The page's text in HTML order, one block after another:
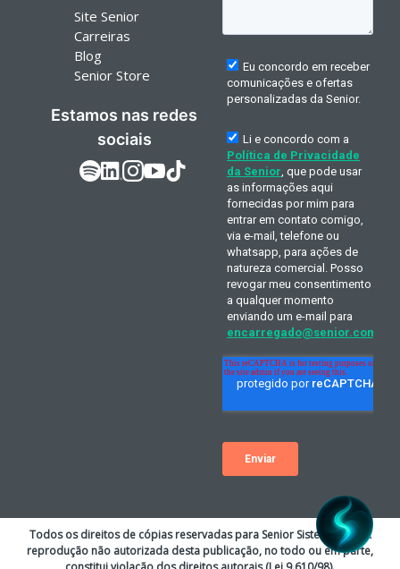
Site Senior
Carreiras
Blog
Senior Store
Estamos nas redes
sociais
Todos os direitos de cópias reservadas para Senior Sistemas S.A. A
reprodução não autorizada desta publicação, no todo ou em parte,